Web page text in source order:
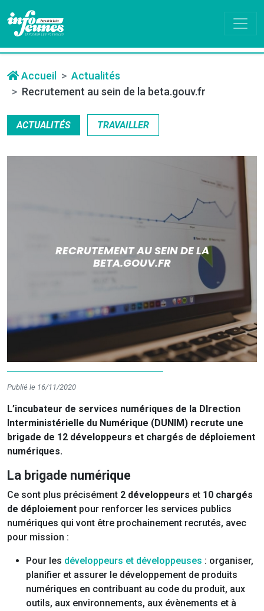
Accueil
Actualités
Recrutement au sein de la beta.gouv.fr
ACTUALITÉS TRAVAILLER
RECRUTEMENT AU SEIN DE LA
BETA.GOUV.FR
Publié le 16/11/2020
L’incubateur de services numériques de la DIrection
Interministérielle du Numérique (DUNIM) recrute une
brigade de 12 développeurs et chargés de déploiement
numériques.
La brigade numérique
Ce sont plus précisément 2 développeurs et 10 chargés
de déploiement pour renforcer les services publics
numériques qui vont être prochainement recrutés, avec
pour mission :
Pour les développeurs et développeuses : organiser,
planifier et assurer le développement de produits
numériques en contribuant au code du produit, aux
outils, aux environnements, aux évènements et à